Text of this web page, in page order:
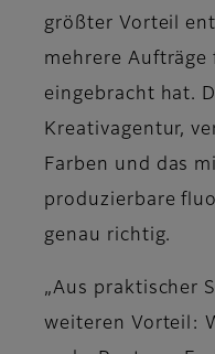
größter Vorteil
mehrere Aufträge
eingebracht hat.
Kreativagentur,
Farben und das
produzierbare
genau richtig.
„Aus praktischer
weiteren Vorteil: